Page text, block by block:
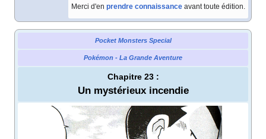
Merci d'en prendre connaissance avant toute édition.
Pocket Monsters Special
Pokémon - La Grande Aventure
Chapitre 23 :
Un mystérieux incendie